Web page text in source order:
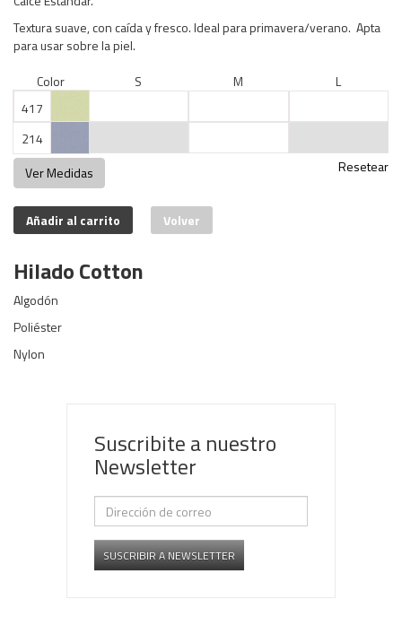
Textura suave, con caída y fresco. Ideal para primavera/verano. Apta
para usar sobre la piel.
Color
S M
L
417
214
Ver Medidas
Resetear
Añadir al carrito Volver
Hilado Cotton
Algodón
Poliéster
Nylon
Suscribite a nuestro
Newsletter
SUSCRIBIR A NEWSLETTER